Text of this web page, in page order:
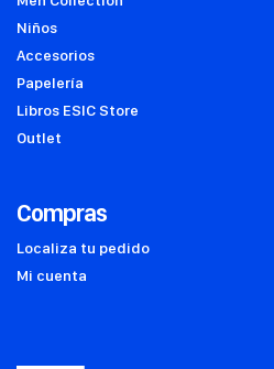
Niños
Accesorios
Papelería
Libros ESIC Store
Outlet
Compras
Localiza tu pedido
Mi cuenta